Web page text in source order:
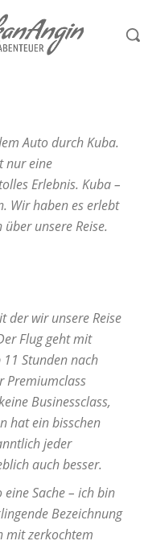
Auto durch Kuba.
nur eine
Erlebnis. Kuba –
Wir haben es erlebt
unsere Reise.
der wir unsere Reise
Flug geht mit
Stunden nach
Premiumclass
Businessclass,
hat ein bisschen
jeder
auch besser.
Sache – ich bin
Bezeichnung
mit zerkochtem